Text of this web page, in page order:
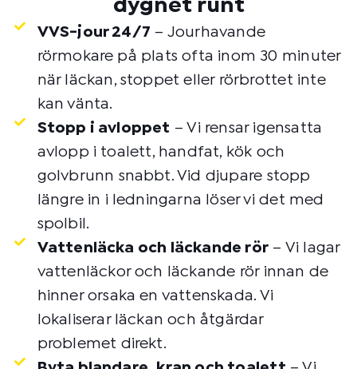
dygnet runt
VVS-jour 24/7 – Jourhavande
rörmokare på plats ofta inom 30 minuter
när läckan, stoppet eller rörbrottet inte
kan vänta.
Stopp i avloppet – Vi rensar igensatta
avlopp i toalett, handfat, kök och
golvbrunn snabbt. Vid djupare stopp
längre in i ledningarna löser vi det med
spolbil.
Vattenläcka och läckande rör – Vi lagar
vattenläckor och läckande rör innan de
hinner orsaka en vattenskada. Vi
lokaliserar läckan och åtgärdar
problemet direkt.